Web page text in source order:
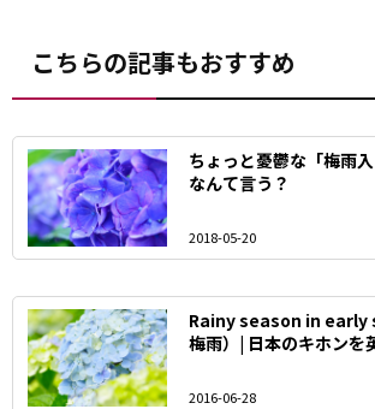
こちらの記事もおすすめ
ちょっと憂鬱な「梅雨
なんて言う？
2018-05-20
Rainy season in early
梅雨）| 日本のキホンを
2016-06-28